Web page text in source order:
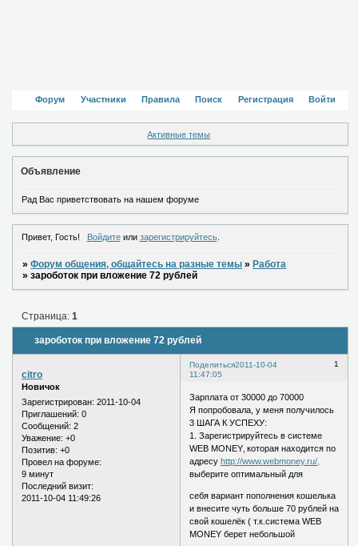
Форум Участники Правила Поиск Регистрация Войти
Активные темы
Объявление
Рад Вас приветствовать на нашем форуме
Привет, Гость! Войдитеили зарегистрируйтесь.
»Форум общения, общайтесь на разные темы »Работа
»зароботок при вложение 72 рублей
зароботок при вложение 72 рублей
Страница:1
Поделиться 1
2011-10-04
11:47:05
citro
Новичок
Зарегистрирован: 2011-10-04
Приглашений: 0
Сообщений: 2
Уважение: +0
Позитив: +0
Провел на форуме:
9 минут
Последний визит:
2011-10-04 11:49:26
Зарплата от 30000 до 70000
Я попробовала, у меня получилось
3 ШАГА К УСПЕХУ:
1. Зарегистрируйтесь в системе
WEB MONEY‚ которая находится по
адресу http://www.webmoney.ru/‚
выберите оптимальный для
себя вариант пополнения кошелька
и внесите чуть больше 70 рублей на
свой кошелёк ( т.к.система WEB
MONEY берет небольшой